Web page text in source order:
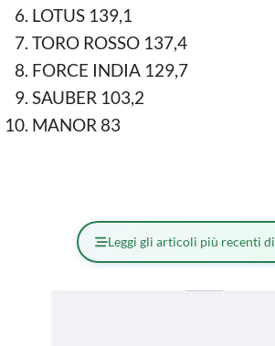
LOTUS 139,1
TORO ROSSO 137,4
FORCE INDIA 129,7
SAUBER 103,2
MANOR 83
Leggi gli articoli più recenti di